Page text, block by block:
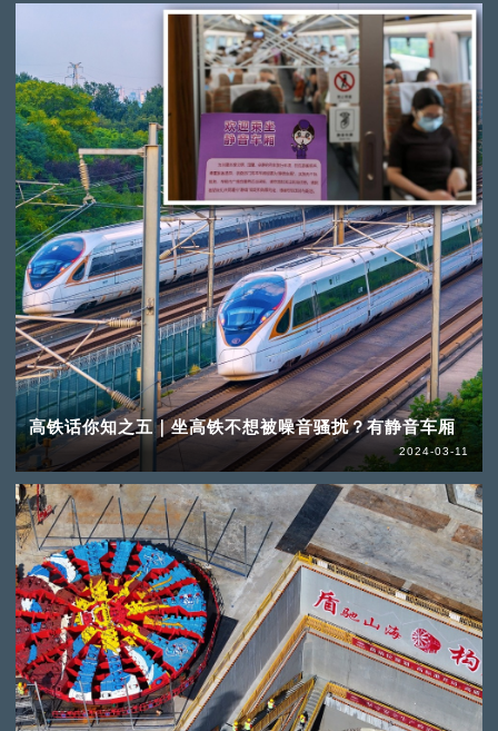
高铁话你知之五｜坐高铁不想被噪音骚扰？有静音车厢
2024-03-11